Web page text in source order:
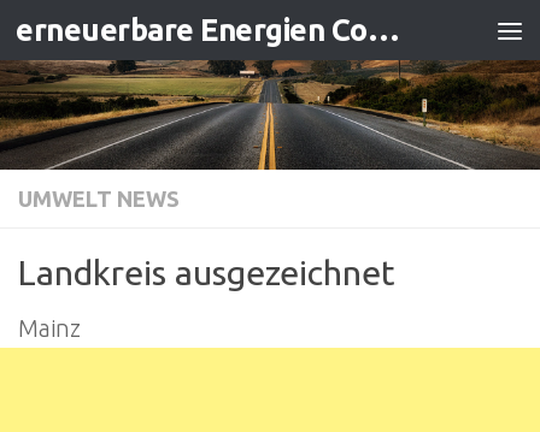
Zum Inhalt springen erneuerbare Energien Contracting
UMWELT NEWS
Landkreis ausgezeichnet
Mainz